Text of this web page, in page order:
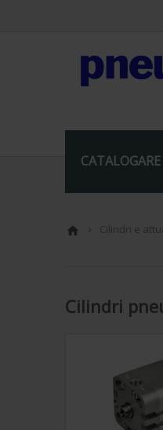
CATALOGARE
  Cilindri e
Cilindri